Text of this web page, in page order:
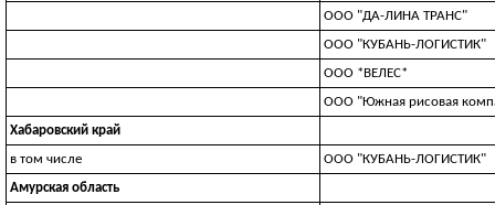
ООО "ДА-ЛИНА ТРАНС"
ООО "КУБАНЬ-ЛОГИСТИК"
ООО *ВЕЛЕС*
ООО "Южная рисовая
Хабаровский край
в том числе
ООО "КУБАНЬ-ЛОГИСТИК"
Амурская область